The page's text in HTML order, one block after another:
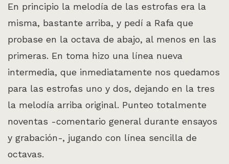
En principio la melodía de las estrofas era la
misma, bastante arriba, y pedí a Rafa que
probase en la octava de abajo, al menos en las
primeras. En toma hizo una línea nueva
intermedia, que inmediatamente nos quedamos
para las estrofas uno y dos, dejando en la tres
la melodía arriba original. Punteo totalmente
noventas -comentario general durante ensayos
y grabación-, jugando con línea sencilla de
octavas.